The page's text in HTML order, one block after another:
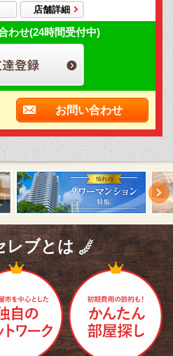
店舗詳細
わせ(24時間受付中)
お問い合わせ
レブとは